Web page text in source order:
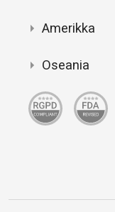
Amerikka
Oseania